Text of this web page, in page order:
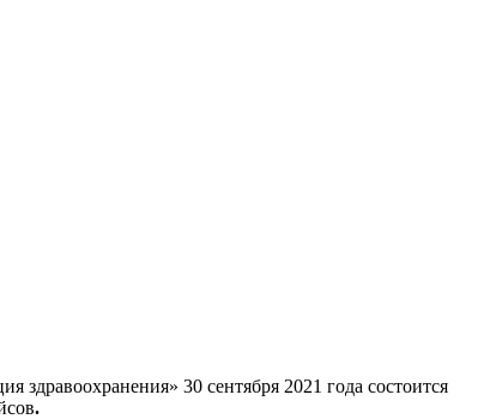
здравоохранения» 30 сентября 2021 года состоится
.